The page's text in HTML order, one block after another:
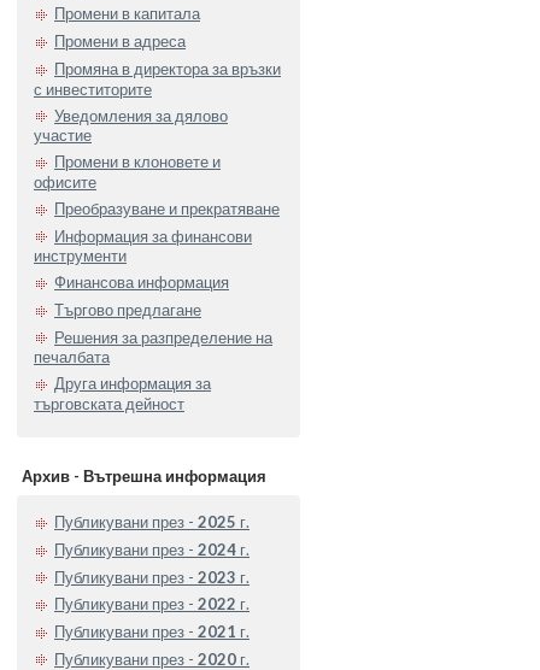
Промени в капитала
Промени в адреса
Промяна в директора за връзки
с инвеститорите
Уведомления за дялово
участие
Промени в клоновете и
офисите
Преобразуване и прекратяване
Информация за финансови
инструменти
Финансова информация
Търгово предлагане
Решения за разпределение на
печалбата
Друга информация за
търговската дейност
Архив - Вътрешна информация
Публикувани през - 2025 г.
Публикувани през - 2024 г.
Публикувани през - 2023 г.
Публикувани през - 2022 г.
Публикувани през - 2021 г.
Публикувани през - 2020 г.